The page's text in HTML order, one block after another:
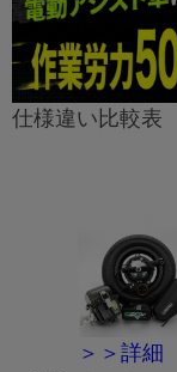
仕様違い比較表
＞＞詳細